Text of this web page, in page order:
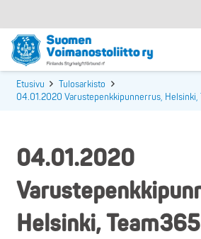
Etusivu
Tulosarkisto
04.01.2020 Varustepenkkipunnerrus, Helsinki,
04.01.2020
Helsinki, Team365